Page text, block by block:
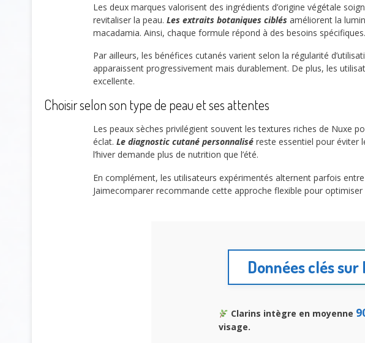
Les deux marques valorisent des ingrédients d’origine végétale
revitaliser la peau. Les extraits botaniques ciblés améliorent la
macadamia. Ainsi, chaque formule répond à des besoins spécifiques.
Par ailleurs, les bénéfices cutanés varient selon la régularité
apparaissent progressivement mais durablement. De plus, les
excellente.
Choisir selon son type de peau et ses attentes
Les peaux sèches privilégient souvent les textures riches de Nuxe
éclat. Le diagnostic cutané personnalisé reste essentiel pour éviter
l’hiver demande plus de nutrition que l’été.
En complément, les utilisateurs expérimentés alternent parfois
Jaimecomparer recommande cette approche flexible pour
Données clés
Clarins intègre en moyenne
visage.